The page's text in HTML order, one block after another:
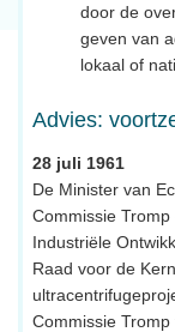
door de
geven van
lokaal of
Advies:
28 juli 1961
De Minister van
Commissie
Industriële
Raad voor de
Commissie